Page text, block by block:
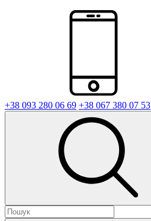
+38 093 280 06 69 +38 067 380 07 53